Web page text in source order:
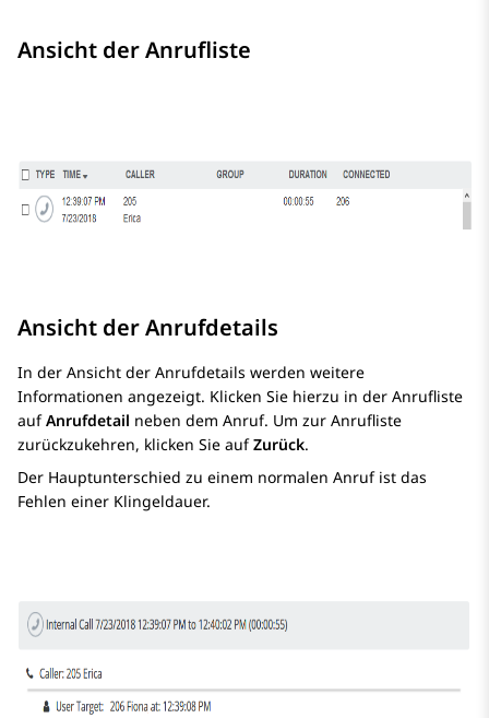
Ansicht der Anrufliste
Ansicht der Anrufdetails
In der Ansicht der Anrufdetails werden weitere
Informationen angezeigt. Klicken Sie hierzu in der Anrufliste
aufAnrufdetail neben dem Anruf. Um zur Anrufliste
zurückzukehren, klicken Sie aufZurück.
Der Hauptunterschied zu einem normalen Anruf ist das
Fehlen einer Klingeldauer.